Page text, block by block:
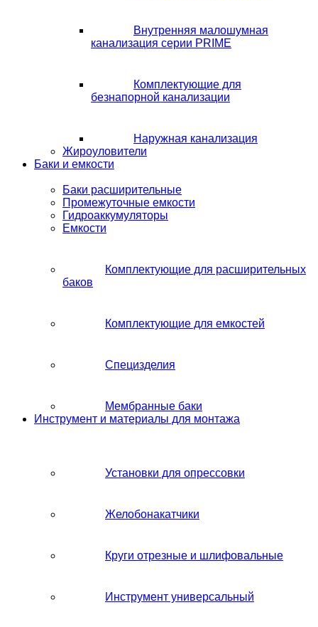
Внутренняя малошумная
канализация серии PRIME
Комплектующие для
безнапорной канализации
Наружная канализация
Жироуловители
Баки и емкости
Баки расширительные
Промежуточные емкости
Гидроаккумуляторы
Емкости
Комплектующие для расширительных
баков
Комплектующие для емкостей
Специзделия
Мембранные баки
Инструмент и материалы для монтажа
Установки для опрессовки
Желобонакатчики
Круги отрезные и шлифовальные
Инструмент универсальный